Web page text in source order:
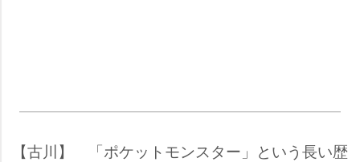
【古川】 「ポケットモンスター」という長い歴